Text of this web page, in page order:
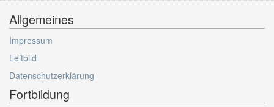
Allgemeines
Impressum
Leitbild
Datenschutzerklärung
Fortbildung